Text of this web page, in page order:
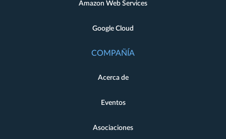
Amazon Web Services
Google Cloud
COMPAÑÍA
Acerca de
Eventos
Asociaciones